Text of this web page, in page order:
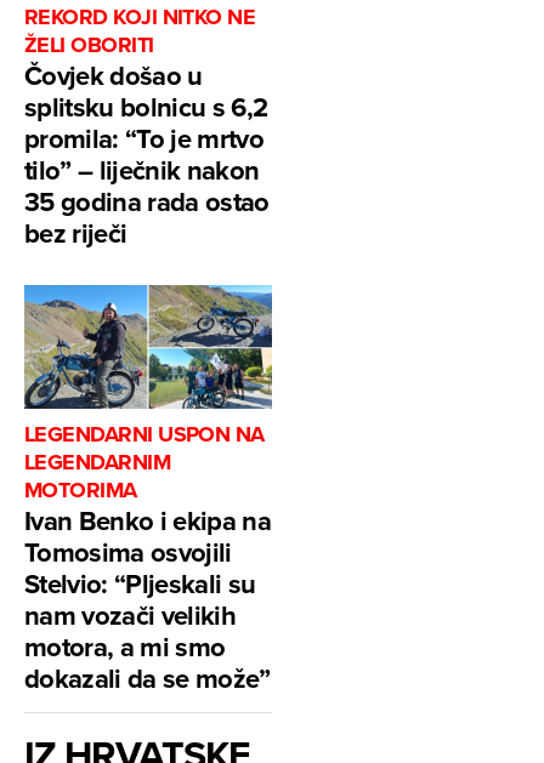
REKORD KOJI NITKO NE
ŽELI OBORITI
Čovjek došao u
splitsku bolnicu s 6,2
promila: “To je mrtvo
tilo” – liječnik nakon
35 godina rada ostao
bez riječi
LEGENDARNI USPON NA
LEGENDARNIM
MOTORIMA
Ivan Benko i ekipa na
Tomosima osvojili
Stelvio: “Pljeskali su
nam vozači velikih
motora, a mi smo
dokazali da se može”